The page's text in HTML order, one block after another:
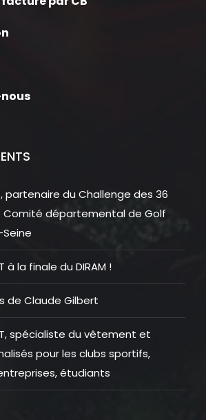
partenaire du Challenge des 36
Comité départemental de Golf
à la finale du DIRAM !
de Claude Gilbert
spécialiste du vêtement et
pour les clubs sportifs,
étudiants